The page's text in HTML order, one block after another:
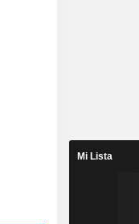
Mi Lista